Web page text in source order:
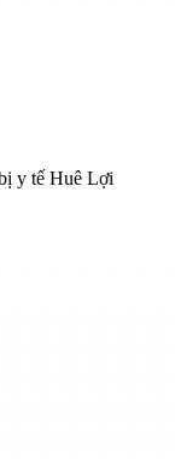
y tế Huê Lợi